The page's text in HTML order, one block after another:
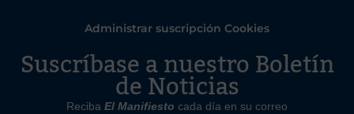
Administrar suscripción Cookies
Suscríbase a nuestro Boletín
de Noticias
Reciba El Manifiesto cada día en su correo